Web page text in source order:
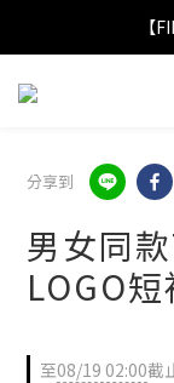
【
【
折實滿
【
分享到
男女同
LOGO
至08/19 02:00截